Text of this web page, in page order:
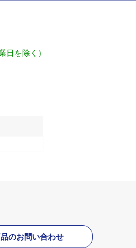
を除く）
のお問い合わせ